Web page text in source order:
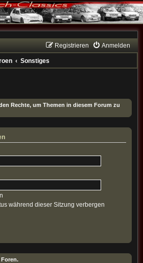
Anmelden
Registrieren
Sonstiges
Rechte, um Themen in diesem Forum zu
während dieser Sitzung verbergen